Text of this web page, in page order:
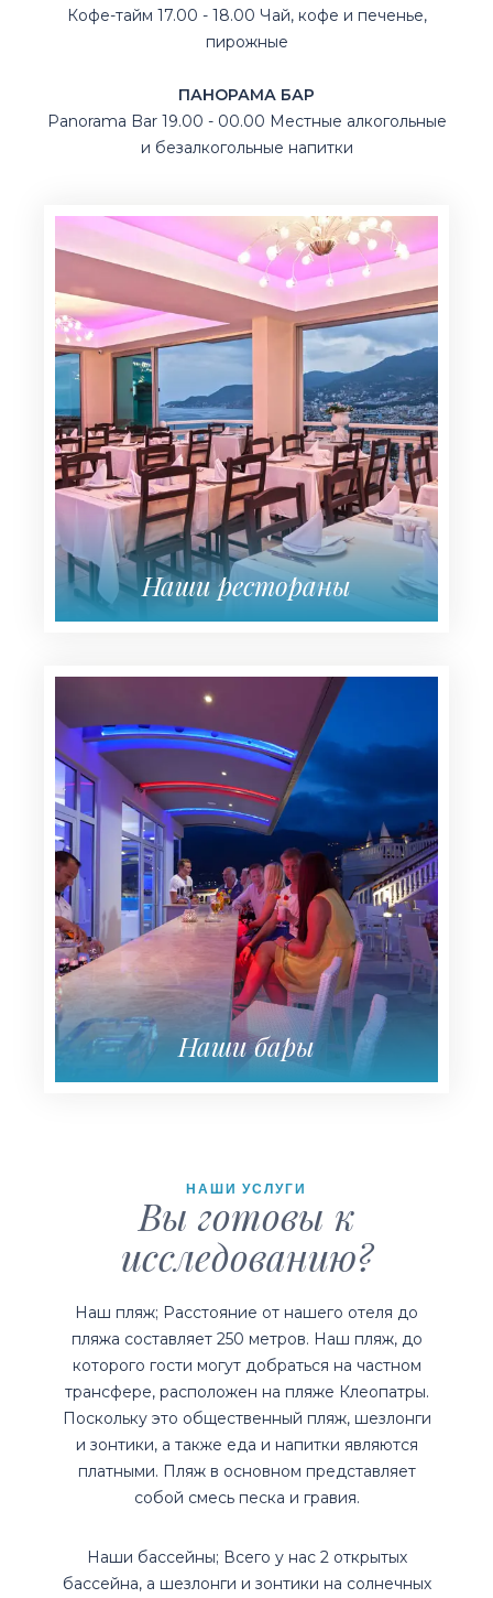
Кофе-тайм 17.00 - 18.00 Чай, кофе и печенье,
пирожные
ПАНОРАМА БАР
Panorama Bar 19.00 - 00.00 Местные алкогольные
и безалкогольные напитки
Наши рестораны
Наши бары
НАШИ УСЛУГИ
Вы готовы к
исследованию?
Наш пляж; Расстояние от нашего отеля до
пляжа составляет 250 метров. Наш пляж, до
которого гости могут добраться на частном
трансфере, расположен на пляже Клеопатры.
Поскольку это общественный пляж, шезлонги
и зонтики, а также еда и напитки являются
платными. Пляж в основном представляет
собой смесь песка и гравия.
Наши бассейны; Всего у нас 2 открытых
бассейна, а шезлонги и зонтики на солнечных